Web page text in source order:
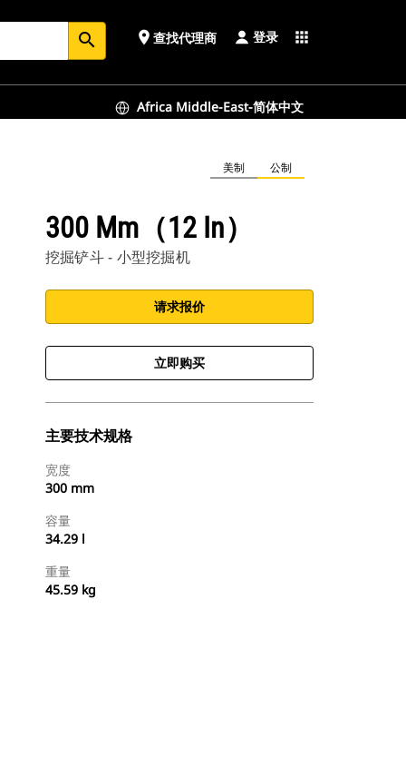
search place 查找代理商 登录 apps
Africa Middle-East-简体中文
美制 公制
300 Mm（12 In）
挖掘铲斗 - 小型挖掘机
请求报价
立即购买
主要技术规格
宽度
300 mm
容量
34.29 l
重量
45.59 kg